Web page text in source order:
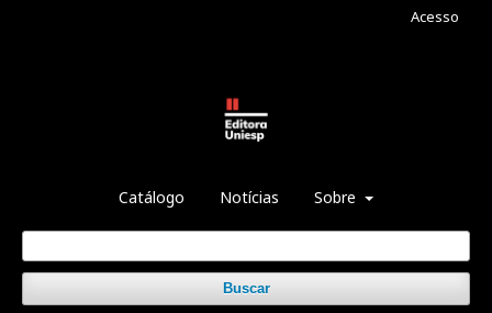
Catálogo Notícias Sobre
Buscar
Acesso